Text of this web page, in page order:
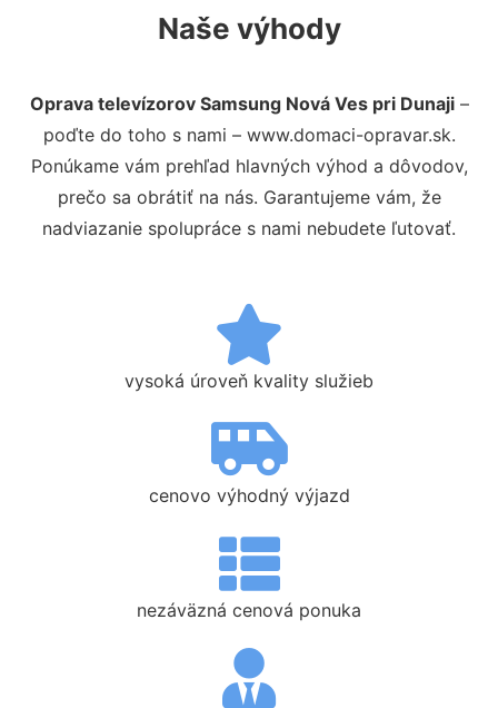
Naše výhody
Oprava televízorov Samsung Nová Ves pri Dunaji–
poďte do toho s nami – www.domaci-opravar.sk.
Ponúkame vám prehľad hlavných výhod a dôvodov,
prečo sa obrátiť na nás. Garantujeme vám, že
nadviazanie spolupráce s nami nebudete ľutovať.
vysoká úroveň kvality služieb
cenovo výhodný výjazd
nezáväzná cenová ponuka